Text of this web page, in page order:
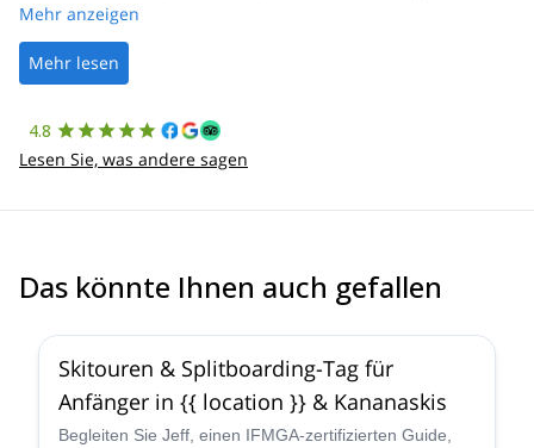
was straightforward, and once Patrick was confirmed, all went
the platform.
Mehr anzeigen
Mehr lesen
4.8
Lesen Sie, was andere sagen
Das könnte Ihnen auch gefallen
4.4
Skitouren & Splitboarding-Tag für
Anfänger in {{ location }} & Kananaskis
Begleiten Sie Jeff, einen IFMGA-zertifizierten Guide,